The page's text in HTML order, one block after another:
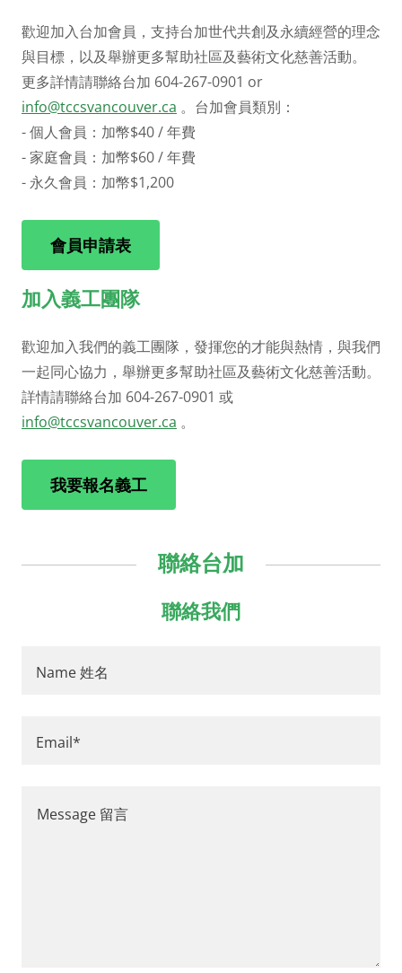
歡迎加入台加會員，支持台加世代共創及永續經營的理念
與目標，以及舉辦更多幫助社區及藝術文化慈善活動。
更多詳情請聯絡台加 604-267-0901 or
info@tccsvancouver.ca 。台加會員類別：
- 個人會員：加幣$40 / 年費
- 家庭會員：加幣$60 / 年費
- 永久會員：加幣$1,200
會員申請表
加入義工團隊
歡迎加入我們的義工團隊，發揮您的才能與熱情，與我們
一起同心協力，舉辦更多幫助社區及藝術文化慈善活動。
詳情請聯絡台加 604-267-0901 或
info@tccsvancouver.ca 。
我要報名義工
聯絡台加
聯絡我們
Name 姓名
Email*